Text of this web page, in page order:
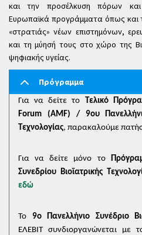
και την προσέλκυση πόρων
Ευρωπαϊκά προγράμματα όπως και
«στρατιάς» νέων επιστημόνων,
και τη μύησή τους στο χώρο της
ψηφιακής υγείας.
Πρόγραμμα
Για να δείτε το Τελικό
Forum (AMF) / 9ου
Τεχνολογίας, παρακαλούμε
Για να δείτε μόνο το
Συνεδρίου Βιοϊατρικής
εδώ
Το 9ο Πανελλήνιο Συνέδριο
ΕΛΕΒΙΤ συνδιοργανώνεται με